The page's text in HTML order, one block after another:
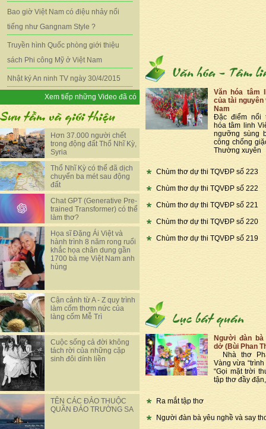
Bao giờ Việt Nam có điệu nhảy nổi
tiếng như Gangnam Style ?
Truyền hình Quốc phòng giới thiệu
sách Phi công Mỹ ở Việt Nam
Nhật ký An ninh TV ngày 30/4/2015
Xem tiếp những Video đã có
Hơn 37.000 người chết
trong động đất Thổ Nhĩ Kỳ,
Syria
Thổ Nhĩ Kỳ có thể đã dịch
chuyển ba mét sau động
đất
Chat GPT (Generative Pre-
trained Transformer) có thể
làm thơ?
Họa sĩ Đặng Ái Việt và
hành trình 8 năm rong ruổi
khắc họa chân dung gần
1700 bà mẹ Việt Nam anh
hùng
Cận cảnh từ A - Z quy trình
làm cốm thơm nức của
làng cốm Mễ Trì
Cuộc sống cả đời không
tách rời của những cặp
sinh đôi dính liền
TÊN CÁC ĐẢO THUỘC
QUẦN ĐẢO TRƯỜNG SA
Văn hóa tâm
của tài nguyên
Nam
Đặc điểm nổi
hóa tâm linh
ngưỡng sùng
công chống
Thường xuyên
Chùm thơ dự thi TQVĐP số 223
Chùm thơ dự thi TQVĐP số 222
Chùm thơ dự thi TQVĐP số 221
Chùm thơ dự thi TQVĐP số 220
Chùm thơ dự thi TQVĐP số 219
Người đàn
dở (Bùi Phan
Nhà thơ
Vàng vừa
“Gọi mặt trời
tập thơ đầy
Ra mắt tập thơ
Người đàn bà yêu nghề và say